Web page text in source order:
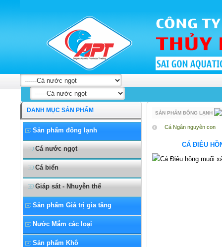
SẢN PHẨM ĐÔNG LẠNH
Cá Ngân nguyên con
CÁ ĐIÊU
DANH MỤC SẢN PHẨM
Sản phẩm đông lạnh
Cá nước ngọt
Cá biển
Giáp sát - Nhuyễn thể
Sản phẩm Giá trị gia tăng
Nước Mắm các loại
Sản phẩm Khô
Khô cá lòng tong bơ mè